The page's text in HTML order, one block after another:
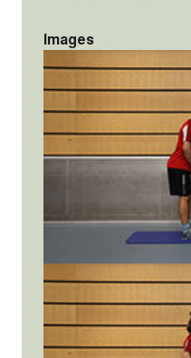
Images